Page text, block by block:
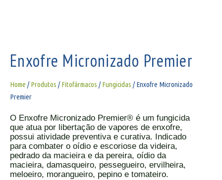
Enxofre Micronizado Premier
Home /Produtos /Fitofármacos /Fungicidas / Enxofre Micronizado
Premier
O Enxofre Micronizado Premier® é um fungicida
que atua por libertação de vapores de enxofre,
possui atividade preventiva e curativa. Indicado
para combater o oídio e escoriose da videira,
pedrado da macieira e da pereira, oídio da
macieira, damasqueiro, pessegueiro, ervilheira,
meloeiro, morangueiro, pepino e tomateiro.